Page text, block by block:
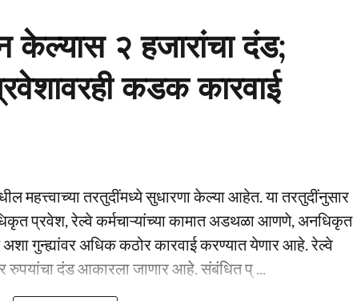
केल्यास २ हजारांचा दंड;
कडक कारवाई
महत्त्वाच्या तरतुदींमध्ये सुधारणा केल्या आहेत. या तरतुदींनुसार
प्रवेश, रेल्वे कर्मचाऱ्यांच्या कामात अडथळा आणणे, अनधिकृत
गुन्ह्यांवर अधिक कठोर कारवाई करण्यात येणार आहे. रेल्वे
रुपयांचा दंड आकारला जाणार आहे. संबंधित प् ...